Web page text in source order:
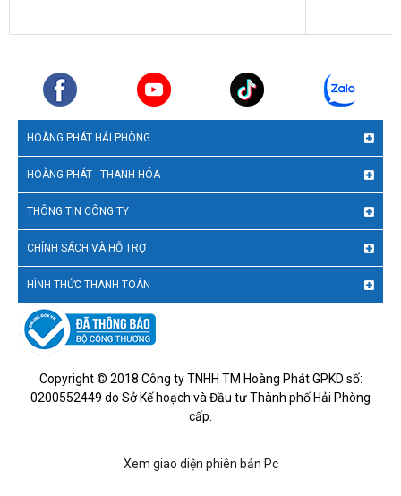
HOÀNG PHÁT HẢI PHÒNG
HOÀNG PHÁT - THANH HÓA
THÔNG TIN CÔNG TY
CHÍNH SÁCH VÀ HỖ TRỢ
HÌNH THỨC THANH TOÁN
Copyright © 2018 Công ty TNHH TM Hoàng Phát GPKD số:
0200552449 do Sở Kế hoạch và Đầu tư Thành phố Hải Phòng
cấp.
Xem giao diện phiên bản Pc